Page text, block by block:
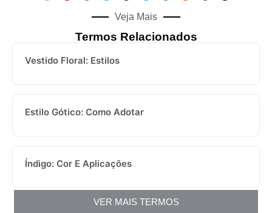
Veja Mais
Termos Relacionados
Vestido Floral: Estilos
Estilo Gótico: Como Adotar
Índigo: Cor E Aplicações
VER MAIS TERMOS